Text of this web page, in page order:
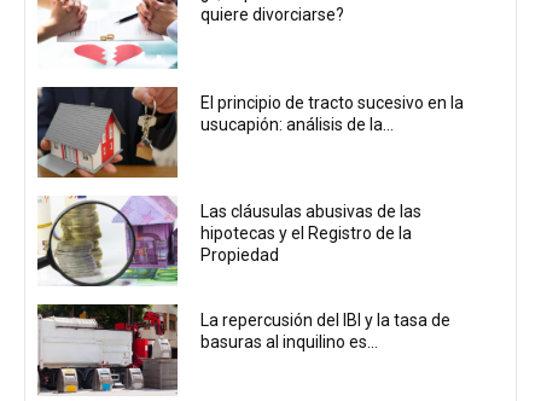
quiere divorciarse?
El principio de tracto sucesivo en la
usucapión: análisis de la...
Las cláusulas abusivas de las
hipotecas y el Registro de la
Propiedad
La repercusión del IBI y la tasa de
basuras al inquilino es...